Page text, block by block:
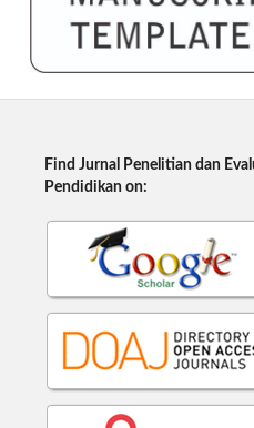
Find Jurnal Penelitian dan
Pendidikan on: